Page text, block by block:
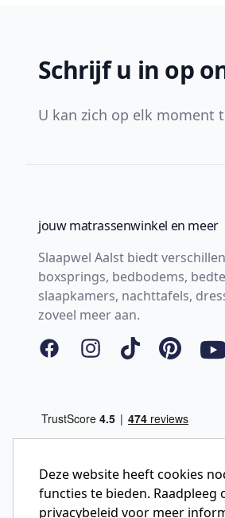
Schrijf u in op
U kan zich op elk moment
jouw matrassenwinkel en meer
Slaapwel Aalst biedt
boxsprings, bedbodems,
slaapkamers, nachttafels,
zoveel meer aan.
FacebookInstagram
Tiktok Pinterest
Deze website heeft cookies
functies te bieden. Raadpleeg
privacybeleid voor meer